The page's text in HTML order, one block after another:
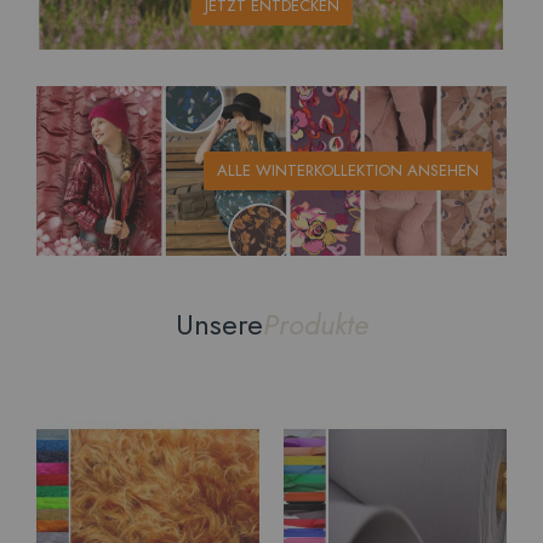
JETZT ENTDECKEN
ALLE WINTERKOLLEKTION ANSEHEN
UnsereProdukte